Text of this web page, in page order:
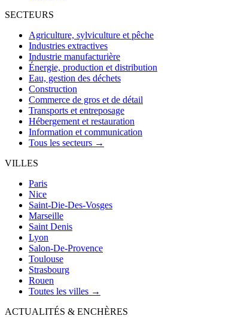
SECTEURS
Agriculture, sylviculture et pêche
Industries extractives
Industrie manufacturière
Énergie, production et distribution
Eau, gestion des déchets
Construction
Commerce de gros et de détail
Transports et entreposage
Hébergement et restauration
Information et communication
Tous les secteurs →
VILLES
Paris
Nice
Saint-Die-Des-Vosges
Marseille
Saint Denis
Lyon
Salon-De-Provence
Toulouse
Strasbourg
Rouen
Toutes les villes →
ACTUALITÉS & ENCHÈRES